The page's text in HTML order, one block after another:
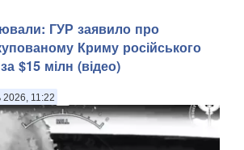
ГУР заявило про
Криму російського
$15 мілн (відео)
2026, 11:22